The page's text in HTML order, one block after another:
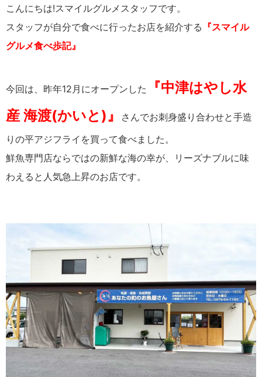
こんにちは!スマイルグルメスタッフです。
スタッフが自分で食べに行ったお店を紹介する 『スマイル
グルメ食べ歩記』
今回は、昨年12月にオープンした
『中津はやし水
産 海渡(かいと)』
さんでお刺身盛り合わせと手造
りの平アジフライを買って食べました。
鮮魚専門店ならではの新鮮な海の幸が、リーズナブルに味
わえると人気急上昇のお店です。